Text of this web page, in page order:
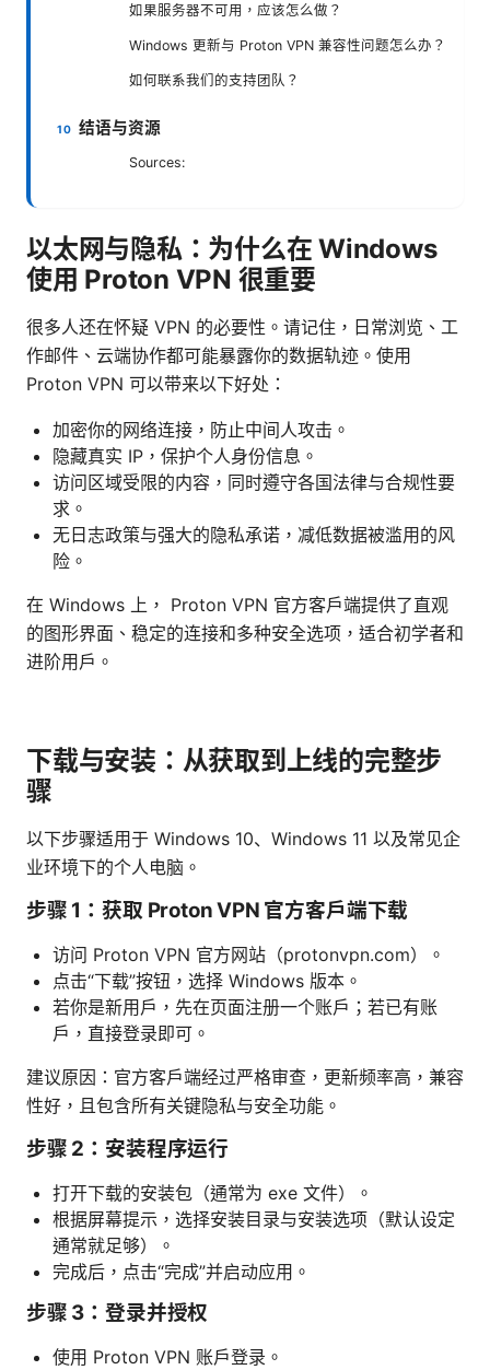
如果服务器不可用，应该怎么做？
Windows 更新与 Proton VPN 兼容性问题怎么办？
如何联系我们的支持团队？
结语与资源
Sources:
以太网与隐私：为什么在 Windows
使用 Proton VPN 很重要
很多人还在怀疑 VPN 的必要性。请记住，日常浏览、工
作邮件、云端协作都可能暴露你的数据轨迹。使用
Proton VPN 可以带来以下好处：
加密你的网络连接，防止中间人攻击。
隐藏真实 IP，保护个人身份信息。
访问区域受限的内容，同时遵守各国法律与合规性要
求。
无日志政策与强大的隐私承诺，减低数据被滥用的风
险。
在 Windows 上， Proton VPN 官方客户端提供了直观
的图形界面、稳定的连接和多种安全选项，适合初学者和
进阶用户。
下载与安装：从获取到上线的完整步
骤
以下步骤适用于 Windows 10、Windows 11 以及常见企
业环境下的个人电脑。
步骤 1：获取 Proton VPN 官方客户端下载
访问 Proton VPN 官方网站（protonvpn.com）。
点击“下载”按钮，选择 Windows 版本。
若你是新用户，先在页面注册一个账户；若已有账
户，直接登录即可。
建议原因：官方客户端经过严格审查，更新频率高，兼容
性好，且包含所有关键隐私与安全功能。
步骤 2：安装程序运行
打开下载的安装包（通常为 exe 文件）。
根据屏幕提示，选择安装目录与安装选项（默认设定
通常就足够）。
完成后，点击“完成”并启动应用。
步骤 3：登录并授权
使用 Proton VPN 账户登录。